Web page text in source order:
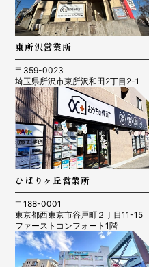
東所沢営業所
〒359-0023
埼玉県所沢市東所沢和田2丁目2-1
ひばりヶ丘営業所
〒188-0001
東京都西東京市谷戸町２丁目11-15
ファーストコンフォート1階